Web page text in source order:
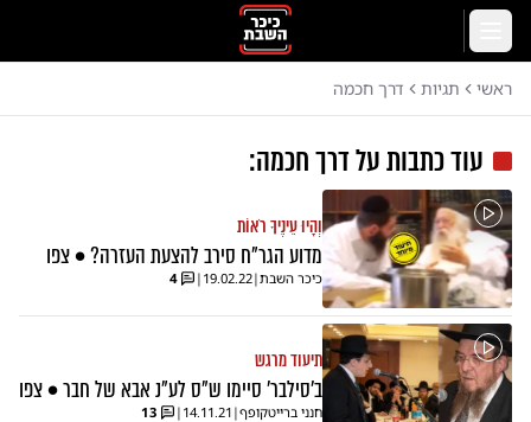
דלג לתוכן הראשי
ראשי תגיות דרך חכמה
עוד כתבות עלדרך חכמה:
וְהָיוּ עֵינֶיךָ רֹאוֹת
מדוע הגר"ח סירב להצעת העזרה? • צפו
כיכר השבת|
19.02.22
|
4
תיעוד מרגש
ב'סילבר' סיימו ש"ס לע"נ אבא של חבר • צפו
חנני ברייטקופף|
14.11.21
|
13